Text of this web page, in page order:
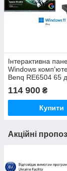
Інтерактивна
Windows
Benq RE6504 65
114 900 ₴
Купити
Акційні